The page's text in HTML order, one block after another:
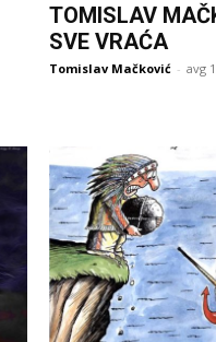
TOMISLAV
SVE VRAĆA
Tomislav Mačković - avg